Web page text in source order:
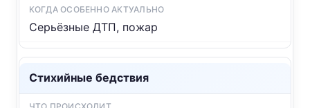
Серьёзные ДТП, пожар
Стихийные бедствия